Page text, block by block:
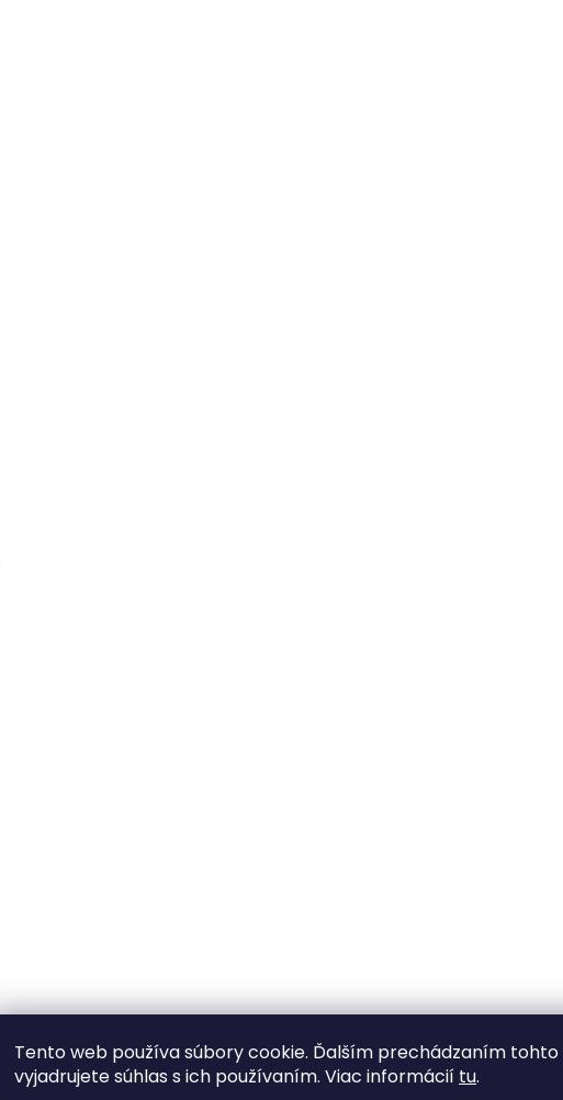
Tento web používa súbory cookie. Ďalším prechádzaním tohto
vyjadrujete súhlas s ich používaním. Viac informácií tu.